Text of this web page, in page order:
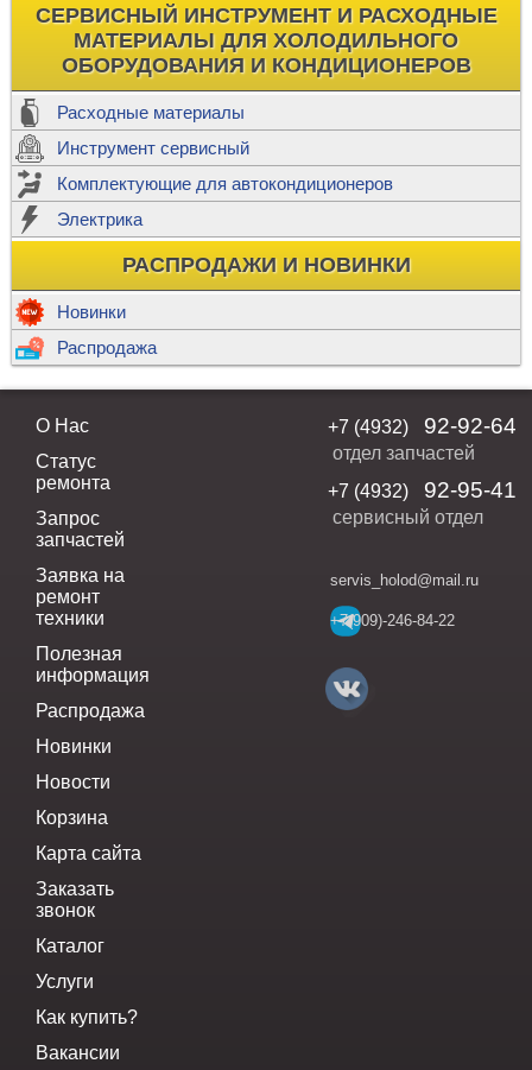
СЕРВИСНЫЙ ИНСТРУМЕНТ И РАСХОДНЫЕ
МАТЕРИАЛЫ ДЛЯ ХОЛОДИЛЬНОГО
ОБОРУДОВАНИЯ И КОНДИЦИОНЕРОВ
Расходные материалы
Инструмент сервисный
Комплектующие для автокондиционеров
Электрика
РАСПРОДАЖИ И НОВИНКИ
Новинки
Распродажа
О Нас
Статус
ремонта
Запрос
запчастей
Заявка на
ремонт
техники
Полезная
информация
Распродажа
Новинки
Новости
Корзина
Карта сайта
Заказать
звонок
Каталог
Услуги
Как купить?
Вакансии
+7 (4932) 92-92-64
отдел запчастей
+7 (4932)
92-95-41
сервисный отдел
servis_holod@mail.ru
+7(909)-246-84-22